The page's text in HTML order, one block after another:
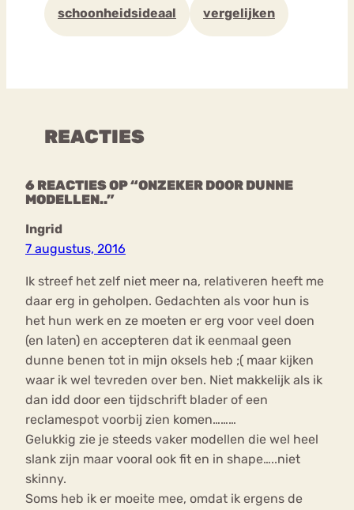
schoonheidsideaal vergelijken
REACTIES
6 REACTIES OP “ONZEKER DOOR DUNNE
MODELLEN..”
Ingrid
7 augustus, 2016
Ik streef het zelf niet meer na, relativeren heeft me
daar erg in geholpen. Gedachten als voor hun is
het hun werk en ze moeten er erg voor veel doen
(en laten) en accepteren dat ik eenmaal geen
dunne benen tot in mijn oksels heb ;( maar kijken
waar ik wel tevreden over ben. Niet makkelijk als ik
dan idd door een tijdschrift blader of een
reclamespot voorbij zien komen………
Gelukkig zie je steeds vaker modellen die wel heel
slank zijn maar vooral ook fit en in shape…..niet
skinny.
Soms heb ik er moeite mee, omdat ik ergens de